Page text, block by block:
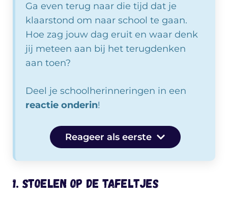
Ga even terug naar die tijd dat je
klaarstond om naar school te gaan.
Hoe zag jouw dag eruit en waar denk
jij meteen aan bij het terugdenken
aan toen?
Deel je schoolherinneringen in een
reactie onderin!
Reageer als eerste
1. Stoelen op de tafeltjes